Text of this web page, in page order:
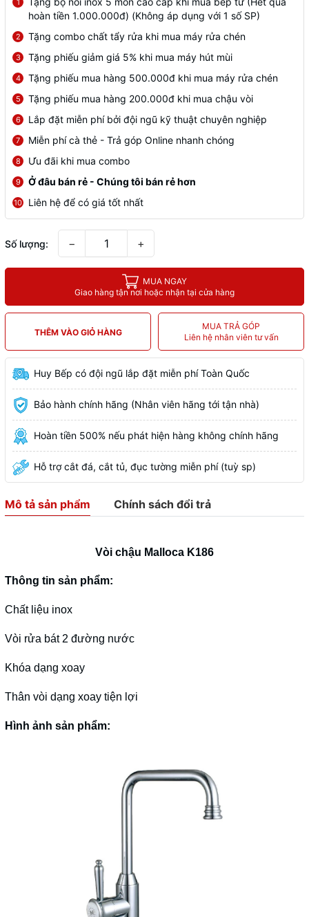
1
hoàn tiền 1.000.000đ) (Không áp dụng với 1 số SP)
2 Tặng combo chất tẩy rửa khi mua máy rửa chén
3 Tặng phiếu giảm giá 5% khi mua máy hút mùi
4 Tặng phiếu mua hàng 500.000đ khi mua máy rửa chén
5 Tặng phiếu mua hàng 200.000đ khi mua chậu vòi
6 Lắp đặt miễn phí bởi đội ngũ kỹ thuật chuyên nghiệp
7 Miễn phí cà thẻ - Trả góp Online nhanh chóng
8 Ưu đãi khi mua combo
9 Ở đâu bán rẻ - Chúng tôi bán rẻ hơn
10 Liên hệ để có giá tốt nhất
Số lượng: − +
MUA NGAY
Giao hàng tận nơi hoặc nhận tại cửa hàng
THÊM VÀO GIỎ HÀNG
MUA TRẢ GÓP
Liên hệ nhân viên tư vấn
Huy Bếp có đội ngũ lắp đặt miễn phí Toàn Quốc
Bảo hành chính hãng (Nhân viên hãng tới tận nhà)
Hoàn tiền 500% nếu phát hiện hàng không chính hãng
Hỗ trợ cắt đá, cắt tủ, đục tường miễn phí (tuỳ sp)
Mô tả sản phẩm Chính sách đổi trả
Vòi chậu Malloca K186
Thông tin sản phẩm:
Chất liệu inox
Vòi rửa bát 2 đường nước
Khóa dạng xoay
Thân vòi dạng xoay tiện lợi
Hình ảnh sản phẩm: